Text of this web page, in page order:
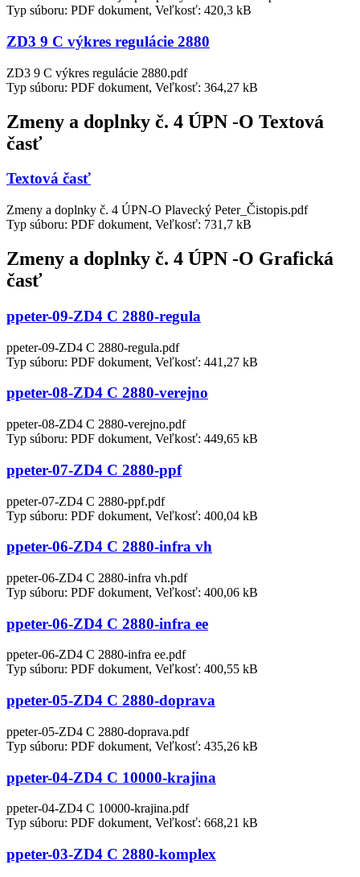
Typ súboru: PDF dokument, Veľkosť: 420,3 kB
ZD3 9 C výkres regulácie 2880
ZD3 9 C výkres regulácie 2880.pdf
Typ súboru: PDF dokument, Veľkosť: 364,27 kB
Zmeny a doplnky č. 4 ÚPN -O Textová
časť
Textová časť
Zmeny a doplnky č. 4 ÚPN-O Plavecký Peter_Čistopis.pdf
Typ súboru: PDF dokument, Veľkosť: 731,7 kB
Zmeny a doplnky č. 4 ÚPN -O Grafická
časť
ppeter-09-ZD4 C 2880-regula
ppeter-09-ZD4 C 2880-regula.pdf
Typ súboru: PDF dokument, Veľkosť: 441,27 kB
ppeter-08-ZD4 C 2880-verejno
ppeter-08-ZD4 C 2880-verejno.pdf
Typ súboru: PDF dokument, Veľkosť: 449,65 kB
ppeter-07-ZD4 C 2880-ppf
ppeter-07-ZD4 C 2880-ppf.pdf
Typ súboru: PDF dokument, Veľkosť: 400,04 kB
ppeter-06-ZD4 C 2880-infra vh
ppeter-06-ZD4 C 2880-infra vh.pdf
Typ súboru: PDF dokument, Veľkosť: 400,06 kB
ppeter-06-ZD4 C 2880-infra ee
ppeter-06-ZD4 C 2880-infra ee.pdf
Typ súboru: PDF dokument, Veľkosť: 400,55 kB
ppeter-05-ZD4 C 2880-doprava
ppeter-05-ZD4 C 2880-doprava.pdf
Typ súboru: PDF dokument, Veľkosť: 435,26 kB
ppeter-04-ZD4 C 10000-krajina
ppeter-04-ZD4 C 10000-krajina.pdf
Typ súboru: PDF dokument, Veľkosť: 668,21 kB
ppeter-03-ZD4 C 2880-komplex